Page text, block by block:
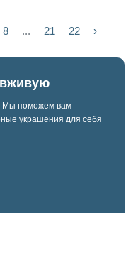
8 ... 21 22 ›
вживую
Мы поможем вам
украшения для себя